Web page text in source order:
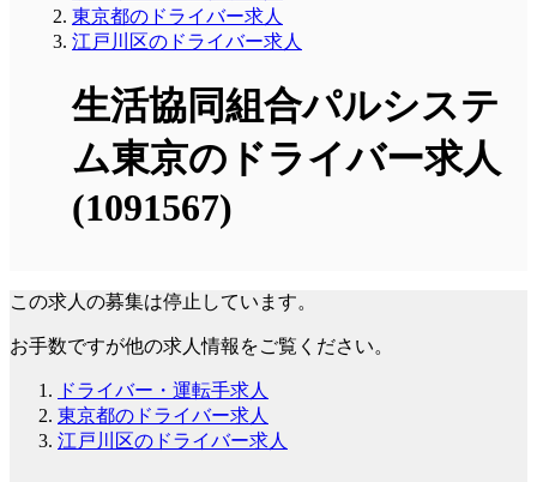
東京都のドライバー求人
江戸川区のドライバー求人
生活協同組合パルシステ
ム東京のドライバー求人
(1091567)
この求人の募集は停止しています。
お手数ですが他の求人情報をご覧ください。
ドライバー・運転手求人
東京都のドライバー求人
江戸川区のドライバー求人